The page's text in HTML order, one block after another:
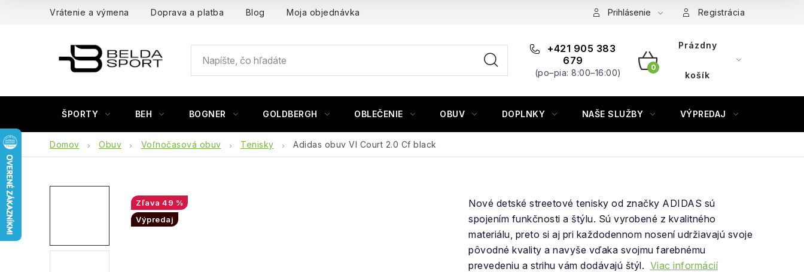
Vrátenie a výmena Doprava a platba Blog Moja objednávka Prihlásenie Registrácia
+421 905 383
679
(po–pia: 8:00–16:00) NÁKUPNÝ
Prázdny
košík
ŠPORTY BEH BOGNER GOLDBERGH OBLEČENIE OBUV DOPLNKY NAŠE SLUŽBY VÝPREDAJ
Domov Obuv Voľnočasová obuv Tenisky Adidas obuv Vl Court 2.0 Cf black
Nové detské streetové tenisky od značky ADIDAS sú
spojením funkčnosti a štýlu. Sú vyrobené z kvalitného
materiálu, preto si aj pri každodennom nosení udržiavajú svoje
pôvodné kvality a navyše vďaka svojmu farebnému
prevedeniu a strihu vám dodávajú štýl. Viac informácií
49 %
Výpredaj